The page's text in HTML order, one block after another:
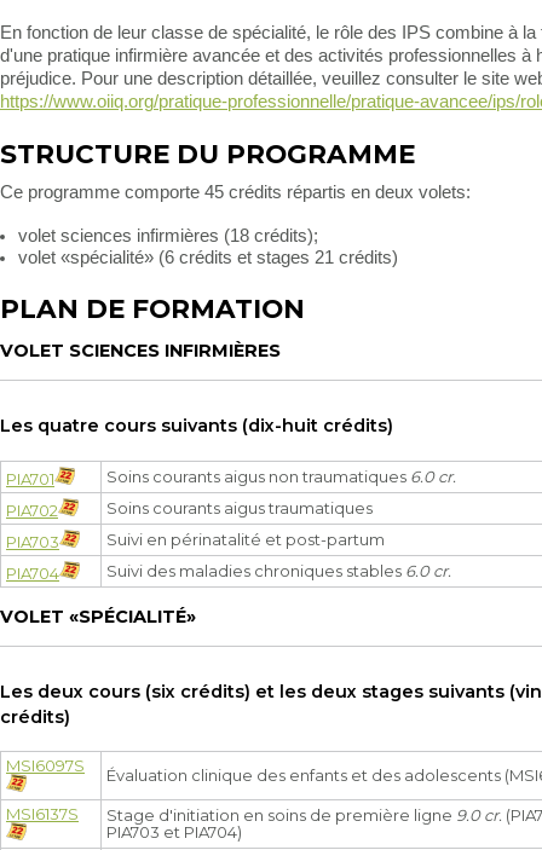
En fonction de leur classe de spécialité, le rôle des IPS combine à
d'une pratique infirmière avancée et des activités professionnelles à
préjudice. Pour une description détaillée, veuillez consulter le site
https://www.oiiq.org/pratique-professionnelle/pratique-avancee/ips/
STRUCTURE DU PROGRAMME
Ce programme comporte 45 crédits répartis en deux volets:
volet sciences infirmières (18 crédits);
volet «spécialité» (6 crédits et stages 21 crédits)
PLAN DE FORMATION
VOLET SCIENCES INFIRMIÈRES
Les quatre cours suivants (dix-huit crédits)
PIA701 Soins courants aigus non traumatiques 6.0 cr.
PIA702
Soins courants aigus traumatiques
PIA703
Suivi en périnatalité et post-partum
PIA704
Suivi des maladies chroniques stables 6.0 cr.
VOLET «SPÉCIALITÉ»
Les deux cours (six crédits) et les deux stages suivants
crédits)
MSI6097S
Évaluation clinique des enfants et des adolescents
MSI6137S
Stage d'initiation en soins de première ligne 9.0 cr.
PIA703 et PIA704)